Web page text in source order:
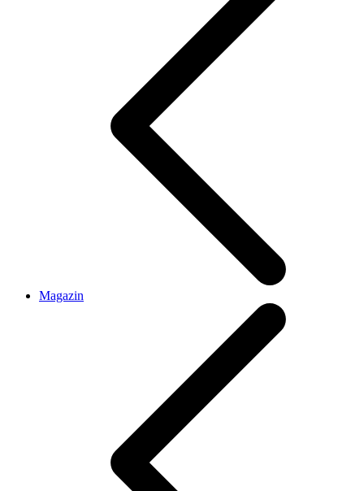
Magazin